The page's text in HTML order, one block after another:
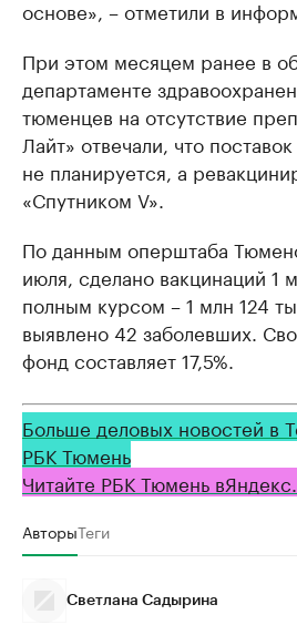
основе», – отметили в
При этом месяцем ранее в
департаменте
тюменцев на отсутствие
Лайт» отвечали, что
не планируется, а
«Спутником V».
По данным оперштаба
июля, сделано вакцинаций 1
полным курсом – 1 млн 124
выявлено 42 заболевших.
фонд составляет 17,5%.
Больше деловых новостей в
РБК Тюмень
Читайте РБК Тюмень вЯндекс
АвторыТеги
Светлана Садырина